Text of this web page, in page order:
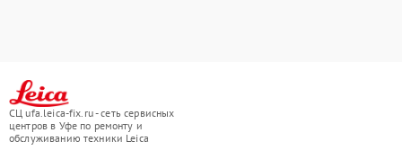
СЦ ufa.leica-fix.ru - сеть сервисных
центров в Уфе по ремонту и
обслуживанию техники Leica